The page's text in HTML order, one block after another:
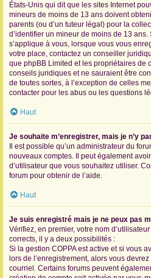
États-Unis qui dit que les sites Internet
mineurs de moins de 13 ans doivent
parents (ou d’un tuteur légal) pour la
d’identifier un mineur de moins de 13 ans.
s’applique à vous, lorsque vous vous
votre place, contactez un conseiller
que phpBB Limited et les propriétaires de
conseils juridiques et ne sauraient être
de toutes sortes, à l’exception de celles
contacter pour les abus ou les questions
Haut
Je souhaite m’enregistrer, mais je n’y
Il est possible qu’un administrateur du
nouveaux comptes. Il peut également
d’utilisateur que vous souhaitez utiliser.
forum pour obtenir de l’aide.
Haut
Je suis enregistré mais je ne peux pas
Vérifiez, en premier, votre nom
corrects, il y a deux possibilités :
Si la gestion COPPA est active et si vous
lors de l’enregistrement, alors vous
courriel. Certains forums peuvent